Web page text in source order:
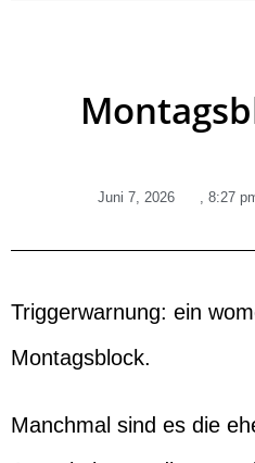
Juni 7, 2026 , 8:27
Triggerwarnung: ein
Montagsblock.
Manchmal sind es die